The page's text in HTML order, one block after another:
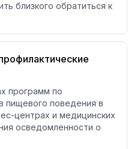
близкого обратиться к
программ по
пищевого поведения в
центрах и медицинских
осведомленности о